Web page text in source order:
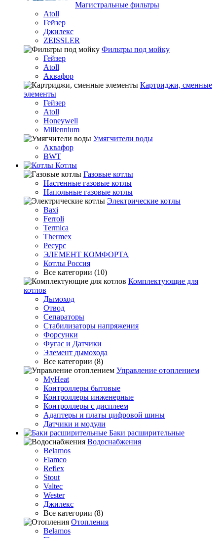
Магистральные фильтры
Atoll
Гейзер
Джилекс
ZEISSLER
Фильтры под мойку
Гейзер
Atoll
Аквафор
Картриджи, сменные
элементы
Гейзер
Atoll
Honeywell
Millennium
Умягчители воды
Аквафор
BWT
Котлы
Гaзовые котлы
Настенные газовые котлы
Напольные газовые котлы
Электрические котлы
Baxi
Ferroli
Termica
Thermex
Ресурс
ЭЛЕМЕНТ КОМФОРТА
Котлы Россия
Все категории (10)
Комплектующие для
котлов
Дымоход
Отвод
Сепараторы
Стабилизаторы напряжения
Форсунки
Фугас и Датчики
Элемент дымохода
Все категории (8)
Управление отоплением
MyHeat
Контроллеры бытовые
Контроллеры инженерные
Контроллеры с дисплеем
Адаптеры и платы цифровой шины
Датчики и модули
Баки расширительные
Водоснабжения
Belamos
Flamco
Reflex
Stout
Valtec
Wester
Джилекс
Все категории (8)
Отопления
Belamos